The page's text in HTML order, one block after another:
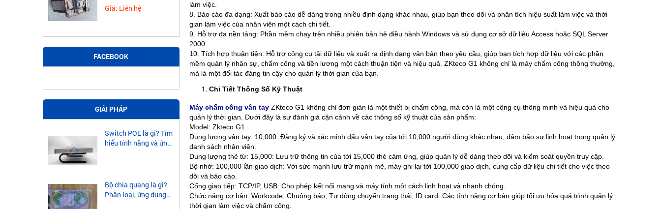
Giá: Liên hệ
FACEBOOK
GIẢI PHÁP
Switch POE là gì? Tìm
hiểu tính năng và ứng
Bộ chia quang là gì?
Phân loại, ứng dụng
làm việc.
8. Báo cáo đa dạng: Xuất báo cáo dễ dàng trong nhiều định dạng khác nhau, giúp bạn theo dõi và phân tích hiệu suất làm việc và thời
gian làm việc của nhân viên một cách chi tiết.
9. Hỗ trợ đa nền tảng: Phần mềm chạy trên nhiều phiên bản hệ điều hành Windows và sử dụng cơ sở dữ liệu Access hoặc SQL Server
2000.
10. Tích hợp thuận tiện: Hỗ trợ công cụ tải dữ liệu và xuất ra định dạng văn bản theo yêu cầu, giúp bạn tích hợp dữ liệu với các phần
mềm quản lý nhân sự, chấm công và tiền lương một cách thuận tiện và hiệu quả. ZKteco G1 không chỉ là máy chấm công thông thường,
mà là một đối tác đáng tin cậy cho quản lý thời gian của bạn.
Chi Tiết Thông Số Kỹ Thuật
Máy chấm công vân tayZKteco G1 không chỉ đơn giản là một thiết bị chấm công, mà còn là một công cụ thông minh và hiệu quả cho
quản lý thời gian. Dưới đây là sự đánh giá cận cảnh về các thông số kỹ thuật của sản phẩm:
Model: Zkteco G1
Dung lượng vân tay: 10,000: Đăng ký và xác minh dấu vân tay của tới 10,000 người dùng khác nhau, đảm bảo sự linh hoạt trong quản lý
danh sách nhân viên.
Dung lượng thẻ từ: 15,000: Lưu trữ thông tin của tới 15,000 thẻ cảm ứng, giúp quản lý dễ dàng theo dõi và kiểm soát quyền truy cập.
Bộ nhớ: 100,000 lần giao dịch: Với sức mạnh lưu trữ mạnh mẽ, máy ghi lại tới 100,000 giao dịch, cung cấp dữ liệu chi tiết cho việc theo
dõi và báo cáo.
Cổng giao tiếp: TCP/IP, USB: Cho phép kết nối mạng và máy tính một cách linh hoạt và nhanh chóng.
Chức năng cơ bản: Workcode, Chuông báo, Tự động chuyển trạng thái, ID card: Các tính năng cơ bản giúp tối ưu hóa quá trình quản lý
thời gian làm việc và chấm công.